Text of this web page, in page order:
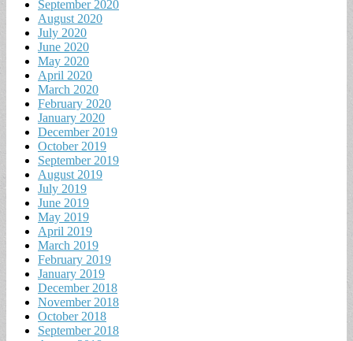
September 2020
August 2020
July 2020
June 2020
May 2020
April 2020
March 2020
February 2020
January 2020
December 2019
October 2019
September 2019
August 2019
July 2019
June 2019
May 2019
April 2019
March 2019
February 2019
January 2019
December 2018
November 2018
October 2018
September 2018